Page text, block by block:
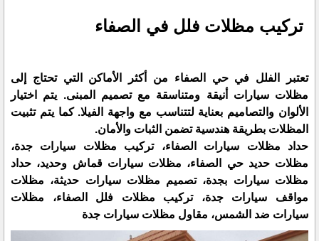
تركيب مظلات فلل في الصفاء
تعتبر الفلل في حي الصفاء من أكثر الأماكن التي تحتاج إلى
مظلات سيارات أنيقة ومتناسقة مع تصميم المبنى. يتم اختيار
الألوان والتصاميم بعناية لتتناسب مع واجهة الفيلا. كما يتم تثبيت
المظلات بطريقة هندسية تضمن الثبات والأمان.
حداد مظلات سيارات الصفاء، تركيب مظلات سيارات جدة،
مظلات حديد حي الصفاء، مظلات سيارات قماش وحديد، حداد
مظلات سيارات بجدة، تصميم مظلات سيارات حديثة، مظلات
مواقف سيارات جدة، تركيب مظلات فلل الصفاء، مظلات
سيارات ضد الشمس، مقاول مظلات سيارات جدة